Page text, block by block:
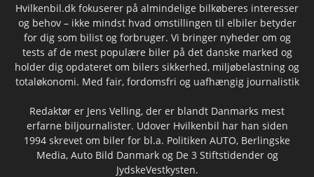
Hvilkenbil.dk fokuserer på almindelige bilkøberes interesser
og behov – ikke mindst hvad omstillingen til elbiler betyder
for dig som bilist og forbruger. Vi bringer nyheder om og
tests af de mest populære biler på det danske marked og
holder dig opdateret om bilers sikkerhed, miljøbelastning og
totaløkonomi. Med fair, fordomsfri og uafhængig journalistik
Redaktør er Jens Velling, der er blandt Danmarks mest
erfarne biljournalister. Udover Hvilkenbil har han siden
1994 skrevet om biler for bl.a. Politiken AUTO, Berlingske
Media, Auto Bild Danmark og De 3 Stiftstidender og
JydskeVestkysten.